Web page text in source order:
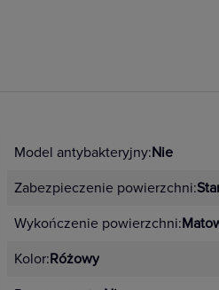
Model antybakteryjny:Nie
Zabezpieczenie powierzchni:
Wykończenie powierzchni:
Kolor:Różowy